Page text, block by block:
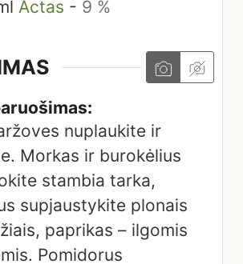
Actas - 9 %
nuplaukite ir
Morkas ir burokėlius
stambia tarka,
supjaustykite plonais
paprikas – ilgomis
Pomidorus